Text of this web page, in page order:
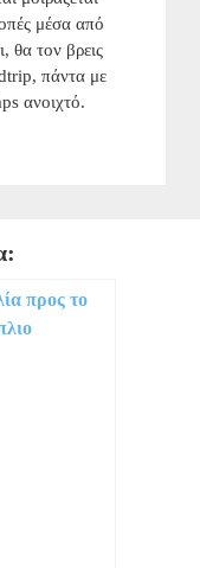
μέσα από
θα τον βρεις
πάντα με
ανοιχτό.